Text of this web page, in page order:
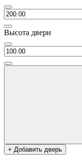
Высота двери
+ Добавить дверь